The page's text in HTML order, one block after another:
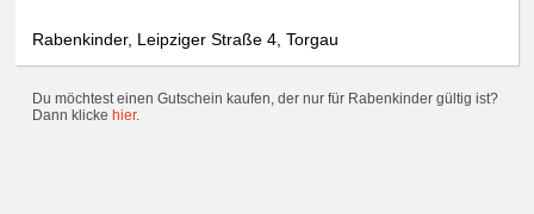
Rabenkinder, Leipziger Straße 4, Torgau
Du möchtest einen Gutschein kaufen, der nur für Rabenkinder gültig ist?
Dann klicke hier.